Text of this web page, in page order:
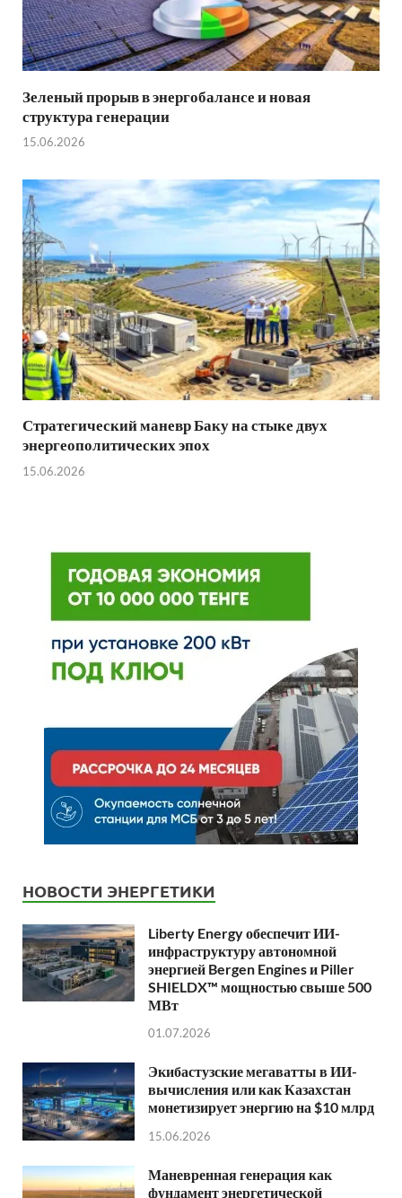
Зеленый прорыв в энергобалансе и новая
структура генерации
15.06.2026
Стратегический маневр Баку на стыке двух
энергеополитических эпох
15.06.2026
НОВОСТИ ЭНЕРГЕТИКИ
Liberty Energy обеспечит ИИ-
инфраструктуру автономной
энергией Bergen Engines и Piller
SHIELDX™ мощностью свыше 500
МВт
01.07.2026
Экибастузские мегаватты в ИИ-
вычисления или как Казахстан
монетизирует энергию на $10 млрд
15.06.2026
Маневренная генерация как
фундамент энергетической